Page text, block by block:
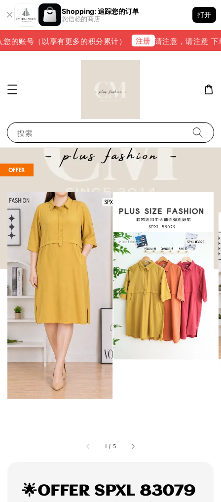
Shopping: 追踪您的订单
您信赖的商店
打开
的账号（以享有更多的积分累计） 注册 请注意，请注意 下
搜索
1 / 5
OFFER
🌟OFFER SPXL 83079